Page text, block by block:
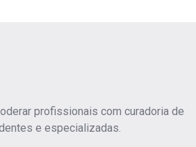
profissionais com curadoria de
e especializadas.